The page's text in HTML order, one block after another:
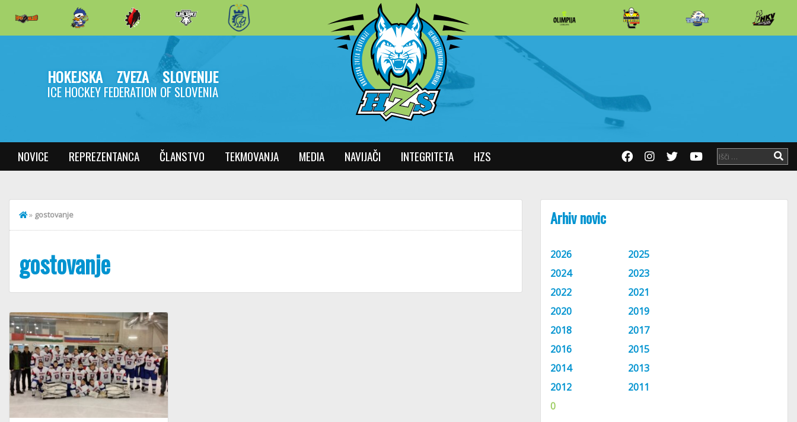
HOKEJSKA ZVEZA SLOVENIJE
ICE HOCKEY FEDERATION OF SLOVENIA
NOVICE REPREZENTANCA ČLANSTVO TEKMOVANJA MEDIA NAVIJAČI INTEGRITETA HZS
» gostovanje
gostovanje
Arhiv novic
2026
2025
2024
2023
2022
2021
2020
2019
2018
2017
2016
2015
2014
2013
2012
2011
0